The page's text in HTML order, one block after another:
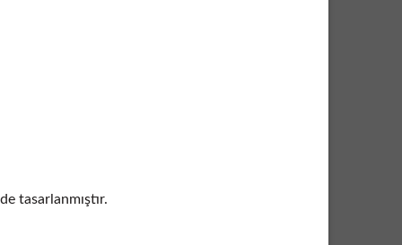
tasarlanmıştır.